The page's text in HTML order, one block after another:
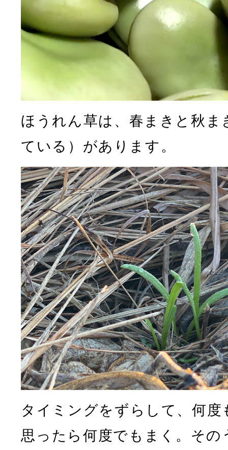
ほうれん草は、春まきと秋
ている）があります。
タイミングをずらして、何
思ったら何度でもまく。その